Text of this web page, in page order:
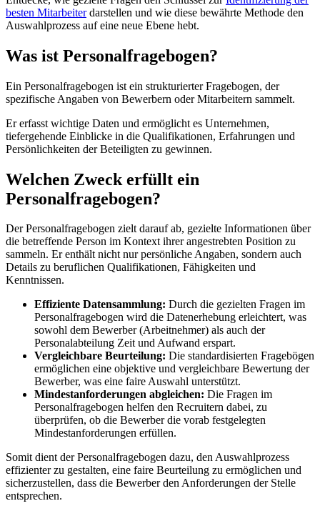
besten Mitarbeiterdarstellen und wie diese bewährte Methode den
Auswahlprozess auf eine neue Ebene hebt.
Was ist Personalfragebogen?
Ein Personalfragebogen ist ein strukturierter Fragebogen, der
spezifische Angaben von Bewerbern oder Mitarbeitern sammelt.
Er erfasst wichtige Daten und ermöglicht es Unternehmen,
tiefergehende Einblicke in die Qualifikationen, Erfahrungen und
Persönlichkeiten der Beteiligten zu gewinnen.
Welchen Zweck erfüllt ein
Personalfragebogen?
Der Personalfragebogen zielt darauf ab, gezielte Informationen über
die betreffende Person im Kontext ihrer angestrebten Position zu
sammeln. Er enthält nicht nur persönliche Angaben, sondern auch
Details zu beruflichen Qualifikationen, Fähigkeiten und
Kenntnissen.
Effiziente Datensammlung: Durch die gezielten Fragen im
Personalfragebogen wird die Datenerhebung erleichtert, was
sowohl dem Bewerber (Arbeitnehmer) als auch der
Personalabteilung Zeit und Aufwand erspart.
Vergleichbare Beurteilung: Die standardisierten Fragebögen
ermöglichen eine objektive und vergleichbare Bewertung der
Bewerber, was eine faire Auswahl unterstützt.
Mindestanforderungen abgleichen: Die Fragen im
Personalfragebogen helfen den Recruitern dabei, zu
überprüfen, ob die Bewerber die vorab festgelegten
Mindestanforderungen erfüllen.
Somit dient der Personalfragebogen dazu, den Auswahlprozess
effizienter zu gestalten, eine faire Beurteilung zu ermöglichen und
sicherzustellen, dass die Bewerber den Anforderungen der Stelle
entsprechen.